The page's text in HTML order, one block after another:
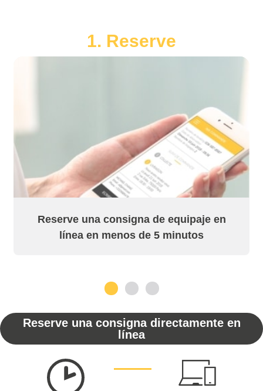
1. Reserve
Reserve una consigna de equipaje en
línea en menos de 5 minutos
Reserve una consigna directamente en
línea